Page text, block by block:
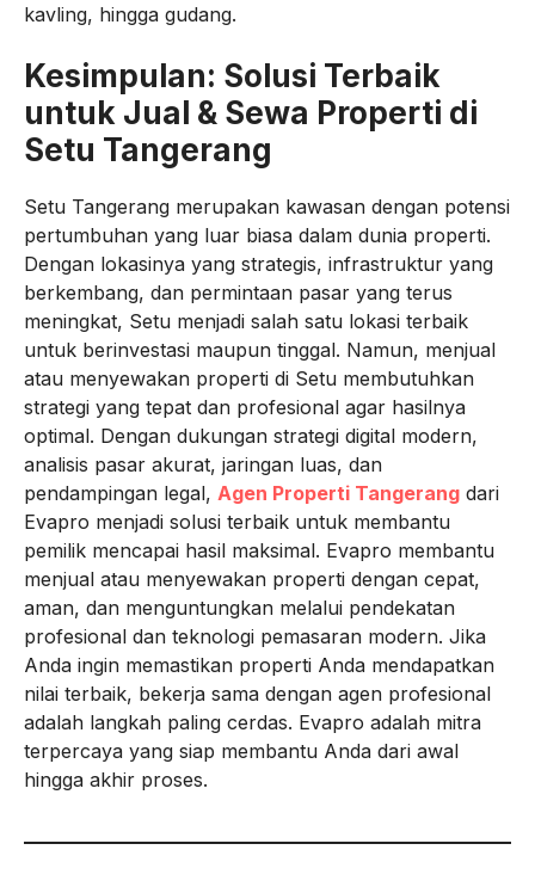
kavling, hingga gudang.
Kesimpulan: Solusi Terbaik
untuk Jual & Sewa Properti di
Setu Tangerang
Setu Tangerang merupakan kawasan dengan potensi
pertumbuhan yang luar biasa dalam dunia properti.
Dengan lokasinya yang strategis, infrastruktur yang
berkembang, dan permintaan pasar yang terus
meningkat, Setu menjadi salah satu lokasi terbaik
untuk berinvestasi maupun tinggal. Namun, menjual
atau menyewakan properti di Setu membutuhkan
strategi yang tepat dan profesional agar hasilnya
optimal. Dengan dukungan strategi digital modern,
analisis pasar akurat, jaringan luas, dan
pendampingan legal, Agen Properti Tangerang dari
Evapro menjadi solusi terbaik untuk membantu
pemilik mencapai hasil maksimal. Evapro membantu
menjual atau menyewakan properti dengan cepat,
aman, dan menguntungkan melalui pendekatan
profesional dan teknologi pemasaran modern. Jika
Anda ingin memastikan properti Anda mendapatkan
nilai terbaik, bekerja sama dengan agen profesional
adalah langkah paling cerdas. Evapro adalah mitra
terpercaya yang siap membantu Anda dari awal
hingga akhir proses.